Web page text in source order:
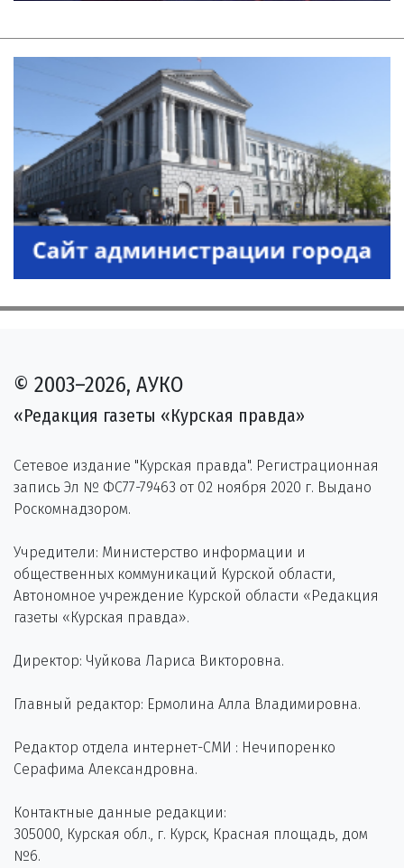
© 2003–2026, АУКО
«Редакция газеты «Курская правда»
Сетевое издание "Курская правда". Регистрационная
запись Эл № ФС77-79463 от 02 ноября 2020 г. Выдано
Роскомнадзором.
Учредители: Министерство информации и
общественных коммуникаций Курской области,
Автономное учреждение Курской области «Редакция
газеты «Курская правда».
Директор: Чуйкова Лариса Викторовна.
Главный редактор: Ермолина Алла Владимировна.
Редактор отдела интернет-СМИ : Нечипоренко
Серафима Александровна.
Контактные данные редакции:
305000, Курская обл., г. Курск, Красная площадь, дом
№6.